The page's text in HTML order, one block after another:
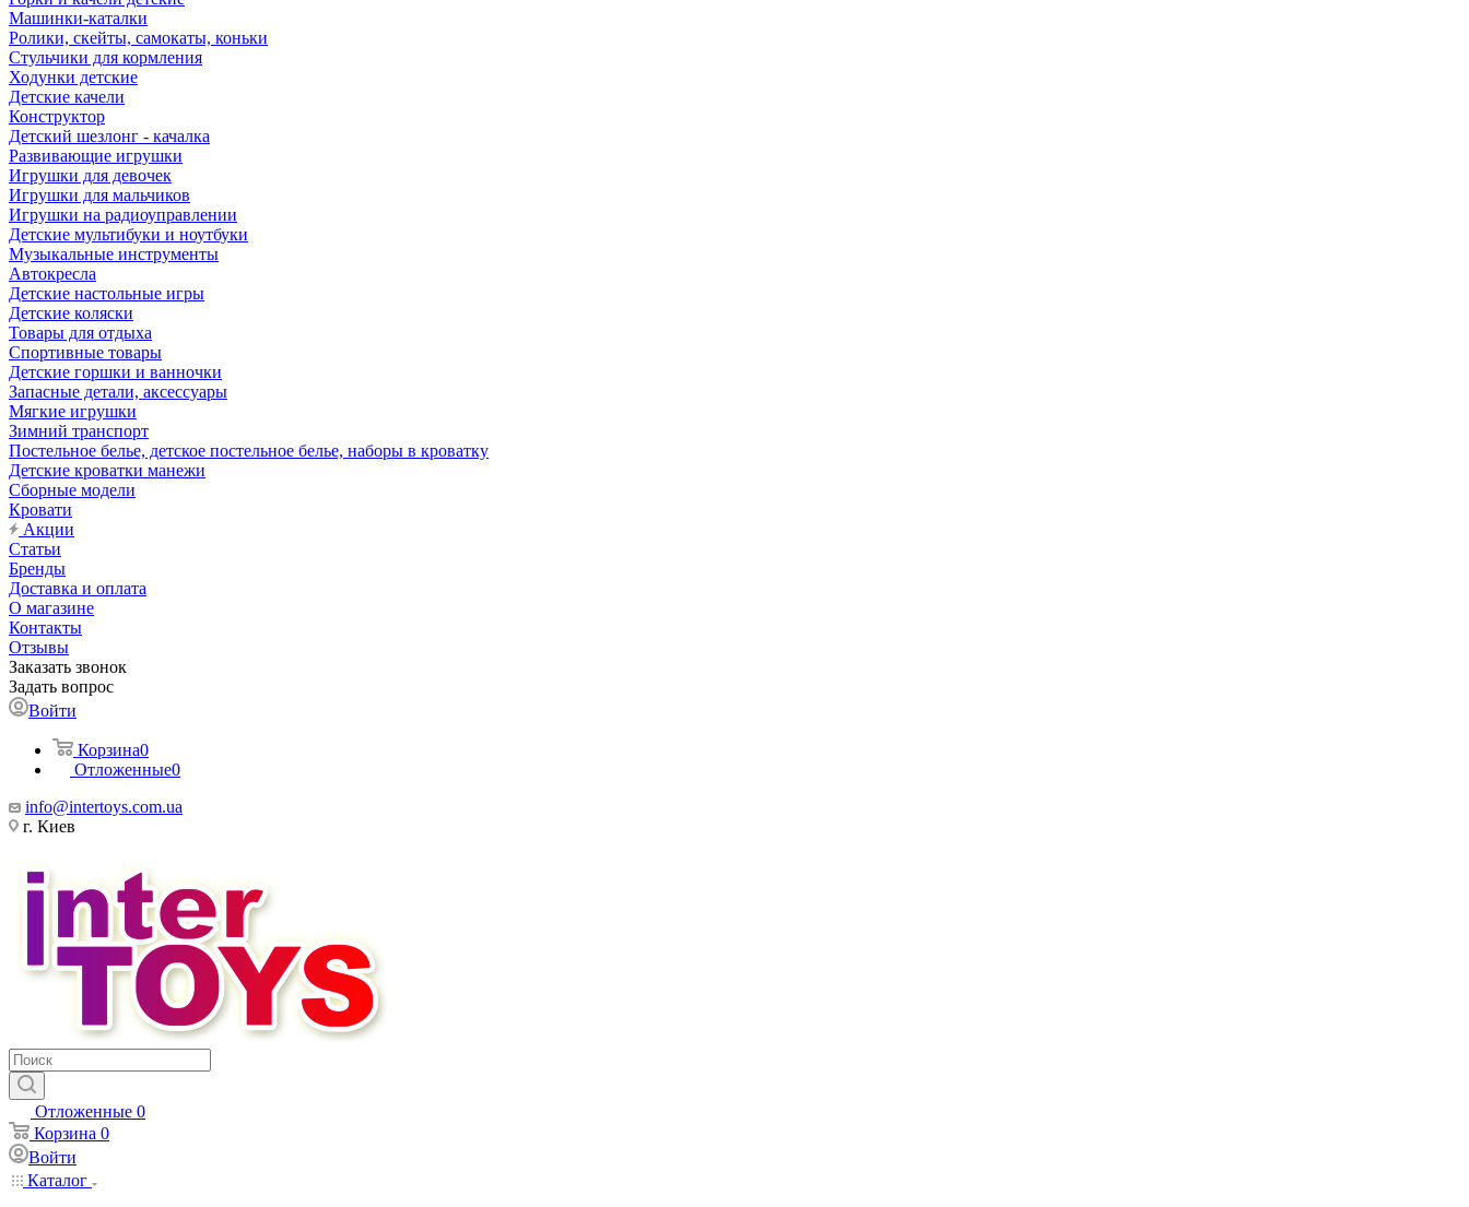
Машинки-каталки
Ролики, скейты, самокаты, коньки
Стульчики для кормления
Ходунки детские
Детские качели
Конструктор
Детский шезлонг - качалка
Развивающие игрушки
Игрушки для девочек
Игрушки для мальчиков
Игрушки на радиоуправлении
Детские мультибуки и ноутбуки
Музыкальные инструменты
Автокресла
Детские настольные игры
Детские коляски
Товары для отдыха
Спортивные товары
Детские горшки и ванночки
Запасные детали, аксессуары
Мягкие игрушки
Зимний транспорт
Постельное белье, детское постельное белье, наборы в кроватку
Детские кроватки манежи
Сборные модели
Кровати
Акции
Статьи
Бренды
Доставка и оплата
О магазине
Контакты
Отзывы
Заказать звонок
Задать вопрос
Войти
Корзина0
Отложенные0
info@intertoys.com.ua
г. Киев
Отложенные 0
Корзина 0
Войти
Каталог